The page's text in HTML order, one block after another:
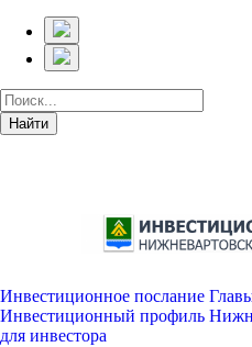
Инвестиционное послание
Инвестиционный профиль
для инвестора